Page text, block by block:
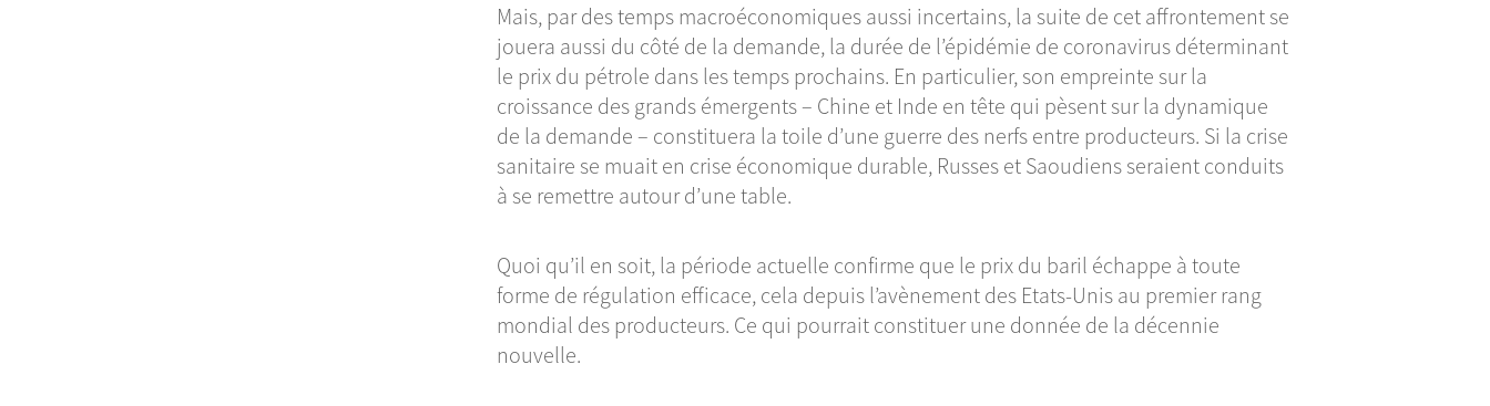
Mais, par des temps macroéconomiques aussi incertains, la suite de cet affrontement se
jouera aussi du côté de la demande, la durée de l’épidémie de coronavirus déterminant
le prix du pétrole dans les temps prochains. En particulier, son empreinte sur la
croissance des grands émergents – Chine et Inde en tête qui pèsent sur la dynamique
de la demande – constituera la toile d’une guerre des nerfs entre producteurs. Si la crise
sanitaire se muait en crise économique durable, Russes et Saoudiens seraient conduits
à se remettre autour d’une table.
Quoi qu’il en soit, la période actuelle confirme que le prix du baril échappe à toute
forme de régulation efficace, cela depuis l’avènement des Etats-Unis au premier rang
mondial des producteurs. Ce qui pourrait constituer une donnée de la décennie
nouvelle.